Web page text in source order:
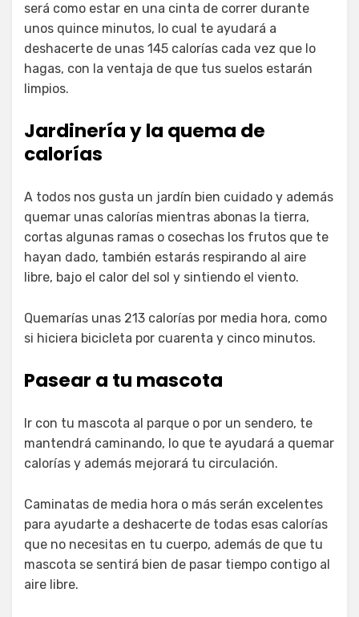
será como estar en una cinta de correr durante
unos quince minutos, lo cual te ayudará a
deshacerte de unas 145 calorías cada vez que lo
hagas, con la ventaja de que tus suelos estarán
limpios.
Jardinería y la quema de
calorías
A todos nos gusta un jardín bien cuidado y además
quemar unas calorías mientras abonas la tierra,
cortas algunas ramas o cosechas los frutos que te
hayan dado, también estarás respirando al aire
libre, bajo el calor del sol y sintiendo el viento.
Quemarías unas 213 calorías por media hora, como
si hiciera bicicleta por cuarenta y cinco minutos.
Pasear a tu mascota
Ir con tu mascota al parque o por un sendero, te
mantendrá caminando, lo que te ayudará a quemar
calorías y además mejorará tu circulación.
Caminatas de media hora o más serán excelentes
para ayudarte a deshacerte de todas esas calorías
que no necesitas en tu cuerpo, además de que tu
mascota se sentirá bien de pasar tiempo contigo al
aire libre.